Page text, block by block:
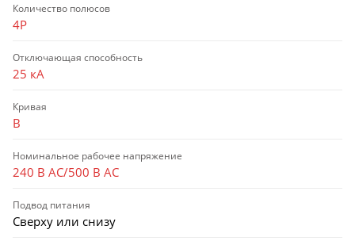
Количество полюсов
4P
Отключающая способность
25 кА
Кривая
B
Номинальное рабочее напряжение
240 В AC/500 В AC
Подвод питания
Сверху или снизу